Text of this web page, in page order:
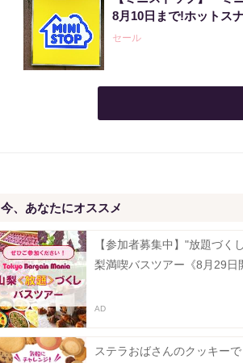
8月10日まで!ホットス
セール
今、あなたにオススメ
【参加者募集中】"放題づく
梨満喫バスツアー《8月29日
ステラおばさんのクッキーで